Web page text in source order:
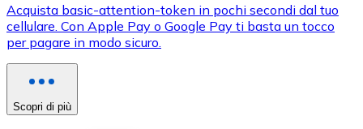
Vedi tutto
Buoni cripto
Acquista criptovalute in contanti e altri mezzi di
Acquista basic-attention-token in pochi secondi dal tuo
cellulare. Con Apple Pay o Google Pay ti basta un tocco
per pagare in modo sicuro.
Scopri di più